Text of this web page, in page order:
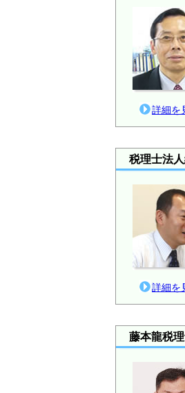
詳細を
税理士法
詳細を
藤本龍税